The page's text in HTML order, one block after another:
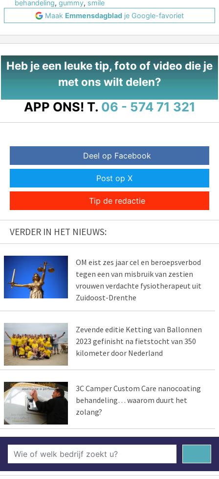
behandeling, gummy, smile
Maak Emmensdagblad je Google-favoriet
Heb je een leuke tip, foto of video die je
met ons wilt delen?
APP ONS! T. 06 - 574 71 321
Deel op Facebook
Post op X
Tip de redactie
VERDER IN HET NIEUWS:
OM eist zes jaar cel en beroepsverbod
tegen een van misbruik van zestien
vrouwen verdachte fysiotherapeut uit
Zuidoost-Drenthe
Zevende editie Ketting van Ballonnen
2023 gefinisht na fietstocht van 350
kilometer door Nederland
3C Camper Custom Care nanocoating
behandeling… waarom duurt het
zolang?